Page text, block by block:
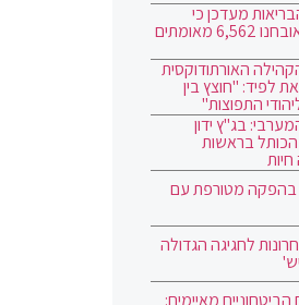
מעדכן כי
אתמול אובחנו 6,562 מאומתים
האורתודוקסית
לפיד: "חוצץ בין
התפוצות"
בג"ץ ידון
בראשות
בהפקה מטורפת עם
לחגיגה הגדולה
הביטחוניים מאיימים: